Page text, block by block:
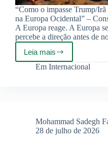
“Como o impasse Trump/Irã
na Europa Ocidental” –
A Europa reage. A Europa
percebe a direção antes de
Leia maisHungria
e
Em Internacional
Mohammad Sadegh
28 de julho de 2026